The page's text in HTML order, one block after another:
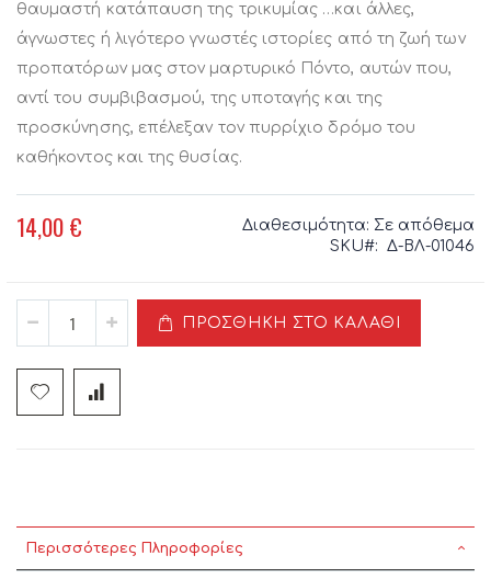
θαυμαστή κατάπαυση της τρικυμίας …και άλλες,
άγνωστες ή λιγότερο γνωστές ιστορίες από τη ζωή των
προπατόρων μας στον μαρτυρικό Πόντο, αυτών που,
αντί του συμβιβασμού, της υποταγής και της
προσκύνησης, επέλεξαν τον πυρρίχιο δρόμο του
καθήκοντος και της θυσίας.
14,00 € Διαθεσιμότητα: Σε απόθεμα
SKU
Δ-ΒΛ-01046
ΠΡΟΣΘΉΚΗ ΣΤΟ ΚΑΛΆΘΙ
Περισσότερες Πληροφορίες